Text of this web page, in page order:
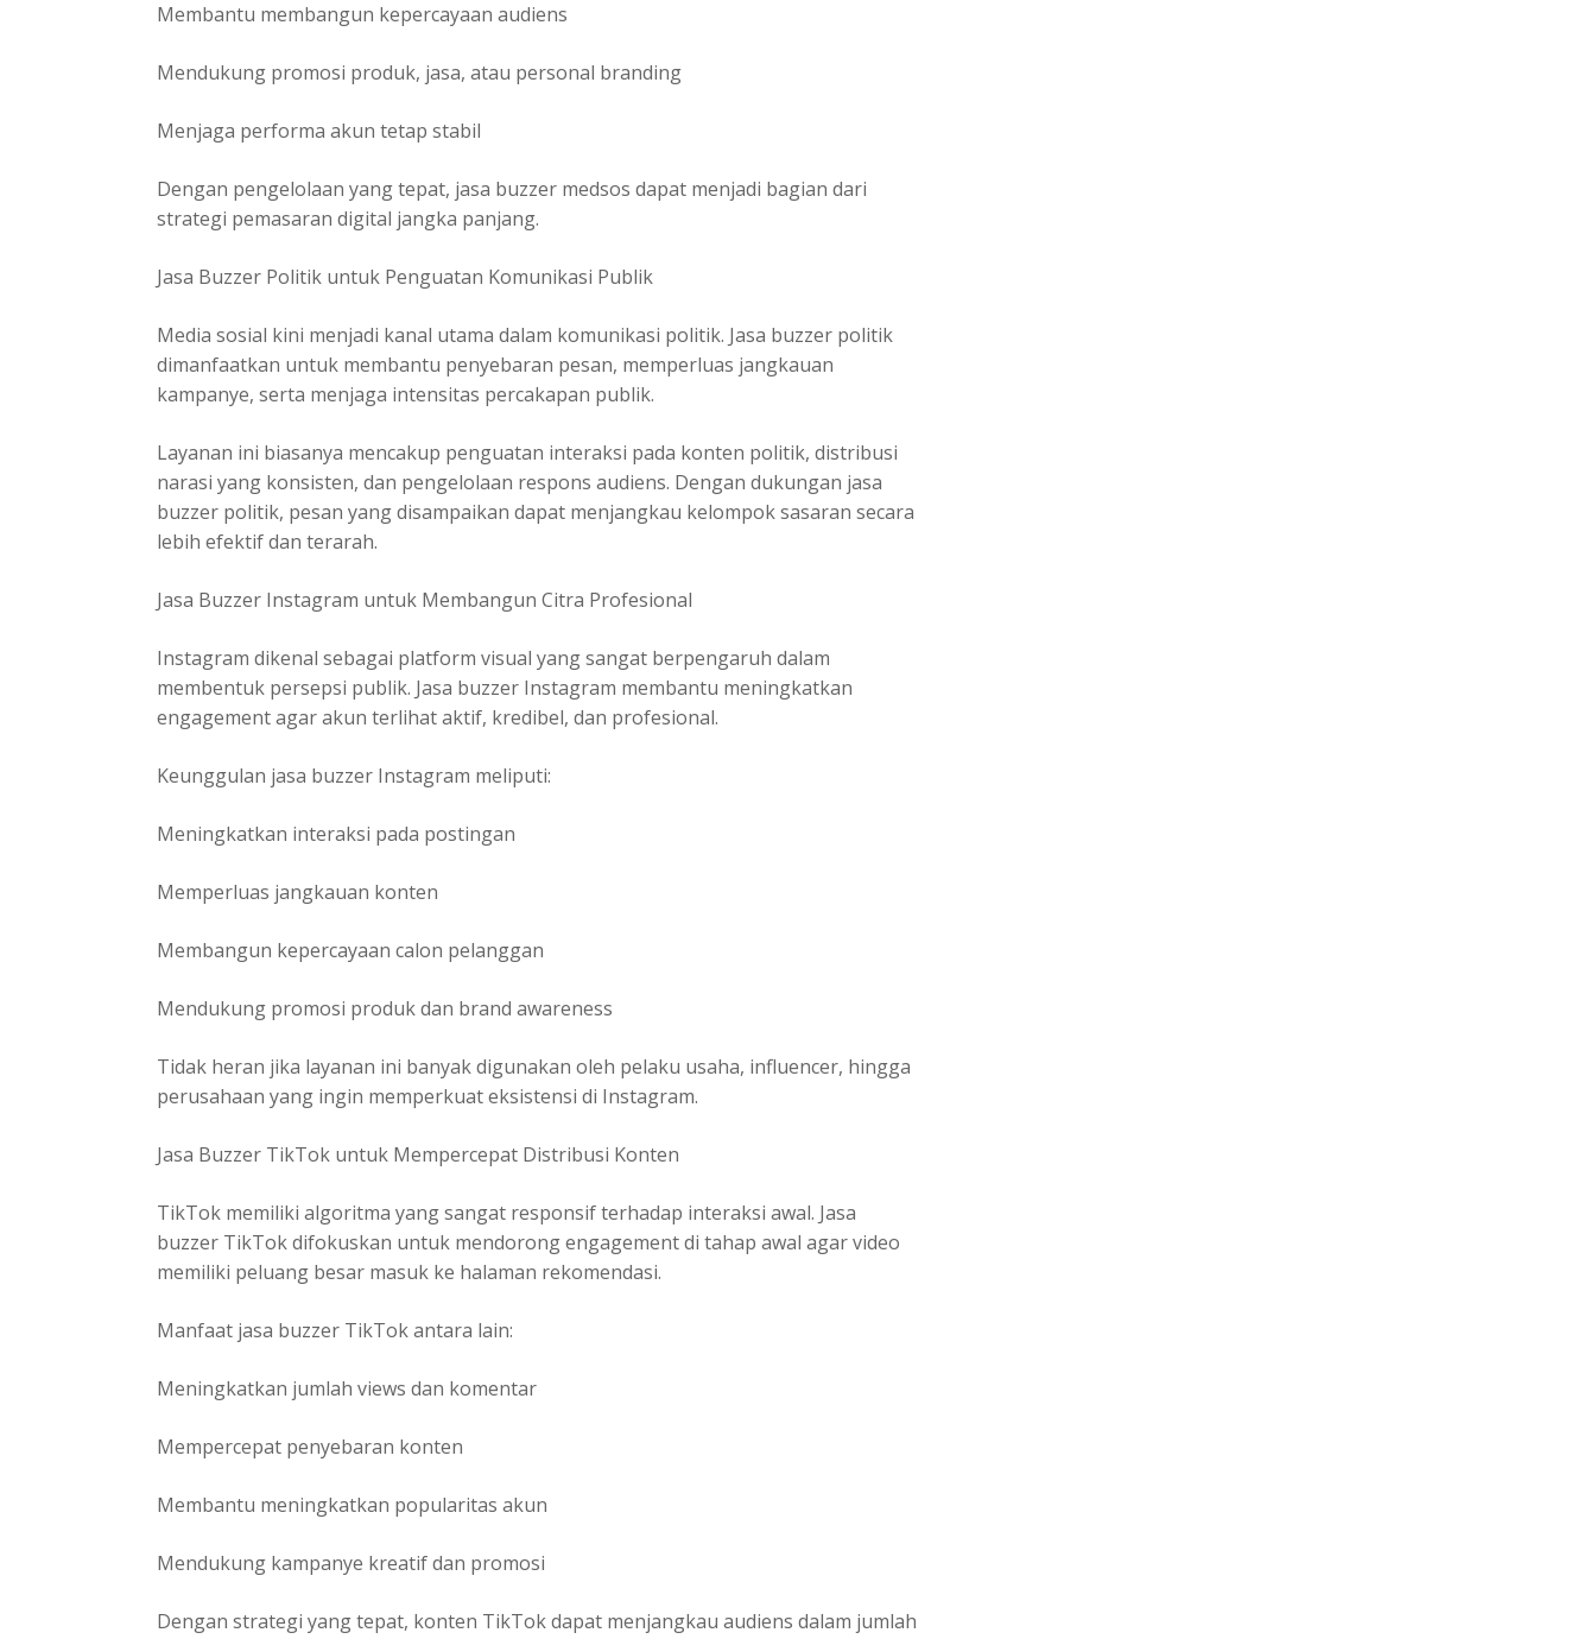
Membantu membangun kepercayaan audiens
Mendukung promosi produk, jasa, atau personal branding
Menjaga performa akun tetap stabil
Dengan pengelolaan yang tepat, jasa buzzer medsos dapat menjadi bagian dari
strategi pemasaran digital jangka panjang.
Jasa Buzzer Politik untuk Penguatan Komunikasi Publik
Media sosial kini menjadi kanal utama dalam komunikasi politik. Jasa buzzer politik
dimanfaatkan untuk membantu penyebaran pesan, memperluas jangkauan
kampanye, serta menjaga intensitas percakapan publik.
Layanan ini biasanya mencakup penguatan interaksi pada konten politik, distribusi
narasi yang konsisten, dan pengelolaan respons audiens. Dengan dukungan jasa
buzzer politik, pesan yang disampaikan dapat menjangkau kelompok sasaran secara
lebih efektif dan terarah.
Jasa Buzzer Instagram untuk Membangun Citra Profesional
Instagram dikenal sebagai platform visual yang sangat berpengaruh dalam
membentuk persepsi publik. Jasa buzzer Instagram membantu meningkatkan
engagement agar akun terlihat aktif, kredibel, dan profesional.
Keunggulan jasa buzzer Instagram meliputi:
Meningkatkan interaksi pada postingan
Memperluas jangkauan konten
Membangun kepercayaan calon pelanggan
Mendukung promosi produk dan brand awareness
Tidak heran jika layanan ini banyak digunakan oleh pelaku usaha, influencer, hingga
perusahaan yang ingin memperkuat eksistensi di Instagram.
Jasa Buzzer TikTok untuk Mempercepat Distribusi Konten
TikTok memiliki algoritma yang sangat responsif terhadap interaksi awal. Jasa
buzzer TikTok difokuskan untuk mendorong engagement di tahap awal agar video
memiliki peluang besar masuk ke halaman rekomendasi.
Manfaat jasa buzzer TikTok antara lain:
Meningkatkan jumlah views dan komentar
Mempercepat penyebaran konten
Membantu meningkatkan popularitas akun
Mendukung kampanye kreatif dan promosi
Dengan strategi yang tepat, konten TikTok dapat menjangkau audiens dalam jumlah